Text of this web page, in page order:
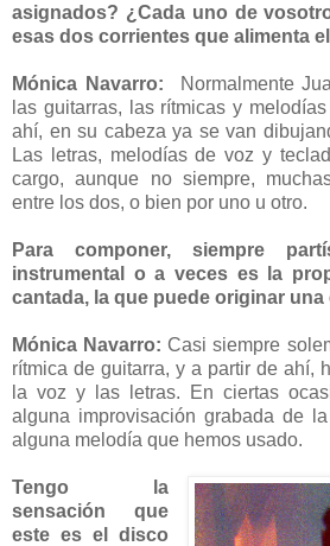
asignados? ¿Cada uno de
esas dos corrientes que alimenta
Mónica Navarro:
Normalmente
las guitarras, las rítmicas y
ahí, en su cabeza ya se van
Las letras, melodías de voz y
cargo, aunque no siempre,
entre los dos, o bien por uno u otro.
Para componer, siempre
instrumental o a veces es la
cantada, la que puede originar
Mónica Navarro:Casi siempre
rítmica de guitarra, y a partir de ahí,
la voz y las letras. En ciertas
alguna improvisación grabada de
alguna melodía que hemos usado.
Tengo la
sensación que
este es el disco